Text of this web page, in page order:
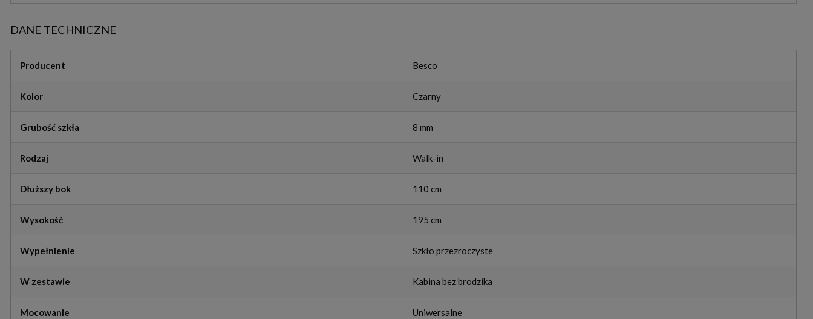
DANE TECHNICZNE
Producent Besco
Kolor Czarny
Grubość szkła 8 mm
Rodzaj Walk-in
Dłuższy bok 110 cm
Wysokość 195 cm
Wypełnienie Szkło przezroczyste
W zestawie Kabina bez brodzika
Mocowanie Uniwersalne